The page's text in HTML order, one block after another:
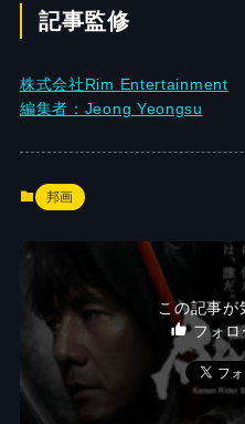
記事監修
株式会社Rim Entertainment
編集者：Jeong Yeongsu
邦画
この記事が
フォロ